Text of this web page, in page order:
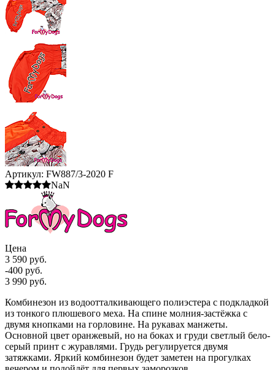
Артикул: FW887/3-2020 F
NaN
Цена
3 590 руб.
-400 руб.
3 990 руб.
Комбинезон из водоотталкивающего полиэстера с подкладкой
из тонкого плюшевого меха. На спине молния-застёжка с
двумя кнопками на горловине. На рукавах манжеты.
Основной цвет оранжевый, но на боках и груди светлый бело-
серый принт с журавлями. Грудь регулируется двумя
затяжками. Яркий комбинезон будет заметен на прогулках